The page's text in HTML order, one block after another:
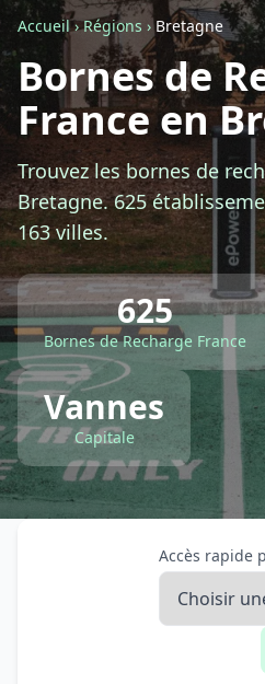
Retour
-Confidentialité
Accueil›Régions ›Bretagne
Bornes de
France en
Trouvez les bornes de
Bretagne. 625
163 villes.
625
Bornes de Recharge France
Vannes
Capitale
Accès rapide